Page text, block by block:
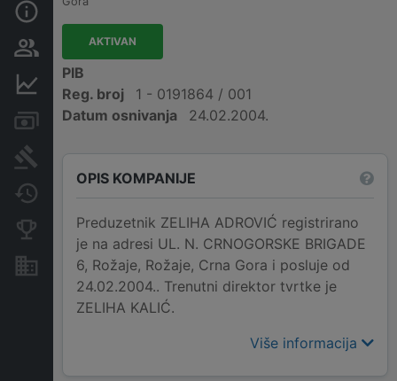
Osobe i vlasništvo
Računi i blokade
Arhiva sudskih objava
Konkurentne kompanije
Nekretnine i imovina
AKTIVAN
PIB
Reg. broj
1 - 0191864 / 001
Datum osnivanja
24.02.2004.
OPIS KOMPANIJE
Preduzetnik ZELIHA ADROVIĆ registrirano
je na adresi UL. N. CRNOGORSKE BRIGADE
6, Rožaje, Rožaje, Crna Gora i posluje od
24.02.2004.. Trenutni direktor tvrtke je
ZELIHA KALIĆ.
Više informacija